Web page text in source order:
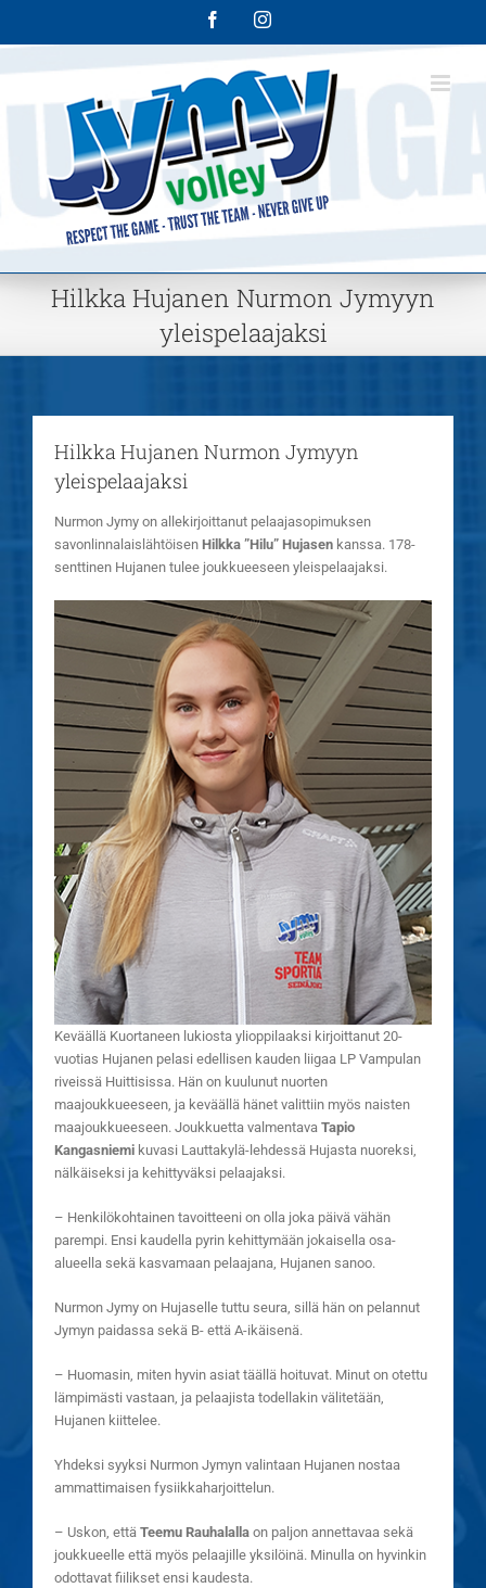
FacebookInstagram
Hilkka Hujanen Nurmon Jymyyn
yleispelaajaksi
Hilkka Hujanen Nurmon Jymyyn
yleispelaajaksi
Nurmon Jymy on allekirjoittanut pelaajasopimuksen
savonlinnalaislähtöisen Hilkka ”Hilu” Hujasen kanssa. 178-
senttinen Hujanen tulee joukkueeseen yleispelaajaksi.
Keväällä Kuortaneen lukiosta ylioppilaaksi kirjoittanut 20-
vuotias Hujanen pelasi edellisen kauden liigaa LP Vampulan
riveissä Huittisissa. Hän on kuulunut nuorten
maajoukkueeseen, ja keväällä hänet valittiin myös naisten
maajoukkueeseen. Joukkuetta valmentava Tapio
Kangasniemi kuvasi Lauttakylä-lehdessä Hujasta nuoreksi,
nälkäiseksi ja kehittyväksi pelaajaksi.
– Henkilökohtainen tavoitteeni on olla joka päivä vähän
parempi. Ensi kaudella pyrin kehittymään jokaisella osa-
alueella sekä kasvamaan pelaajana, Hujanen sanoo.
Nurmon Jymy on Hujaselle tuttu seura, sillä hän on pelannut
Jymyn paidassa sekä B- että A-ikäisenä.
– Huomasin, miten hyvin asiat täällä hoituvat. Minut on otettu
lämpimästi vastaan, ja pelaajista todellakin välitetään,
Hujanen kiittelee.
Yhdeksi syyksi Nurmon Jymyn valintaan Hujanen nostaa
ammattimaisen fysiikkaharjoittelun.
– Uskon, että Teemu Rauhalalla on paljon annettavaa sekä
joukkueelle että myös pelaajille yksilöinä. Minulla on hyvinkin
odottavat fiilikset ensi kaudesta.